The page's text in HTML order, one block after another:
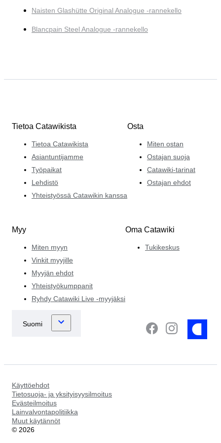
Naisten Glashütte Original Analogue -rannekello
Blancpain Steel Analogue -rannekello
Tietoa Catawikista
Tietoa Catawikista
Asiantuntijamme
Työpaikat
Lehdistö
Yhteistyössä Catawikin kanssa
Osta
Miten ostan
Ostajan suoja
Catawiki-tarinat
Ostajan ehdot
Myy
Miten myyn
Vinkit myyjille
Myyjän ehdot
Yhteistyökumppanit
Ryhdy Catawiki Live -myyjäksi
Oma Catawiki
Tukikeskus
Käyttöehdot
Tietosuoja- ja yksityisyysilmoitus
Evästeilmoitus
Lainvalvontapolitiikka
Muut käytännöt
© 2026